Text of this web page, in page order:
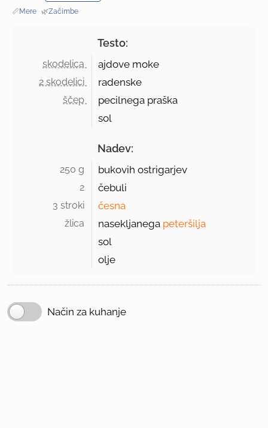
📏Mere · 🌿Začimbe
Testo:
skodelica ajdove moke
2 skodelici radenske
ščep
pecilnega praška
sol
Nadev:
250 g bukovih ostrigarjev
2 čebuli
3 stroki česna
žlica nasekljanega peteršilja
sol
olje
Način za kuhanje